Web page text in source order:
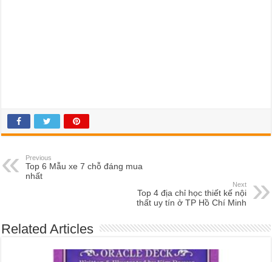
Previous
Top 6 Mẫu xe 7 chỗ đáng mua
nhất
Next
Top 4 địa chỉ học thiết kế nội
thất uy tín ở TP Hồ Chí Minh
Related Articles